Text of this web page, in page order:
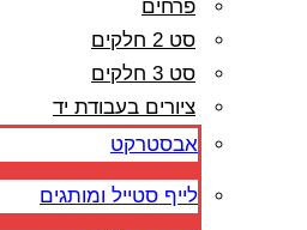
פרחים
סט 2 חלקים
סט 3 חלקים
ציורים בעבודת יד
אבסטרקט
לייף סטייל ומותגים